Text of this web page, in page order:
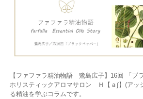
【ファファラ精油物語 鷺島広子】16回 「ブ
ホリスティックアロマサロン Ｈ【ａ∫】(アッ
る精油を学ぶコラムです。